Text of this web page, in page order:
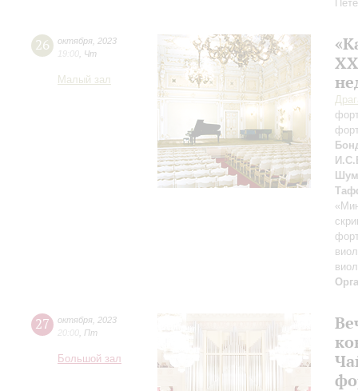
26 октября 2023
19:00 Чт
Малый зал
27 октября 2023
20:00 Пт
Большой зал